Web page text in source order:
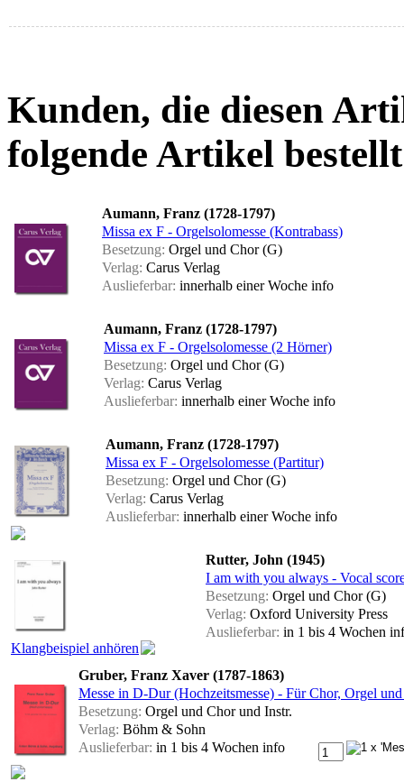
Kunden, die diesen
folgende Artikel
Aumann, Franz (1728-1797)
Missa ex F - Orgelsolomesse (Kontrabass)
Besetzung: Orgel und Chor (G)
Verlag: Carus Verlag
Auslieferbar: innerhalb einer Woche info
Aumann, Franz (1728-1797)
Missa ex F - Orgelsolomesse (2 Hörner)
Besetzung: Orgel und Chor (G)
Verlag: Carus Verlag
Auslieferbar: innerhalb einer Woche info
Aumann, Franz (1728-1797)
Missa ex F - Orgelsolomesse (Partitur)
Besetzung: Orgel und Chor (G)
Verlag: Carus Verlag
Auslieferbar: innerhalb einer Woche info
Klangbeispiel anhören
Rutter, John (1945)
I am with you always - Vocal
Besetzung: Orgel und Chor (G)
Verlag: Oxford University Press
Auslieferbar: in 1 bis 4 Wochen
Gruber, Franz Xaver (1787-1863)
Messe in D-Dur (Hochzeitsmesse) - Für Chor, Orgel
Besetzung: Orgel und Chor und Instr.
Verlag: Böhm & Sohn
Auslieferbar: in 1 bis 4 Wochen info